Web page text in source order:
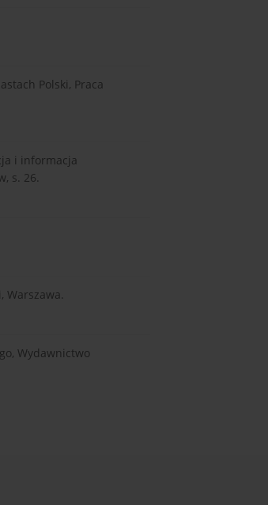
Polski, Praca
i informacja
s. 26.
Warszawa.
Wydawnictwo